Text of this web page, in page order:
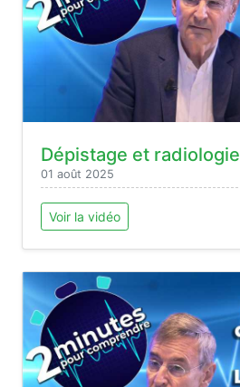
Dépistage et radiologie
01 août 2025
Voir la vidéo